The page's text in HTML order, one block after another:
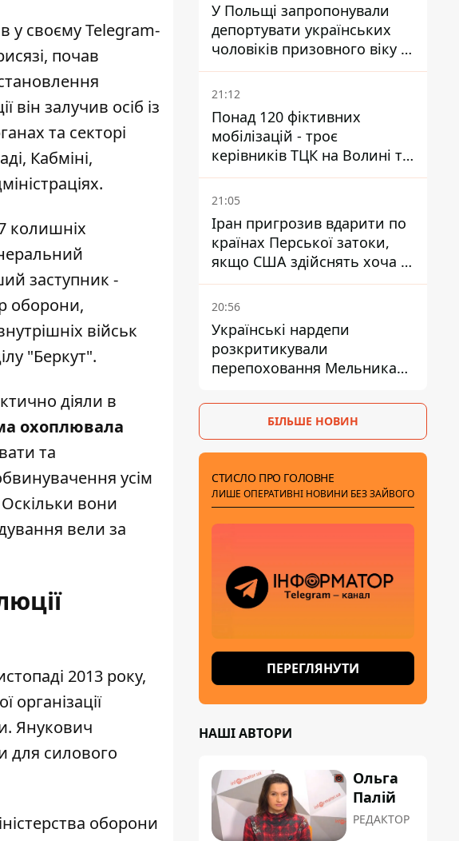
у своєму Telegram-
почав
залучив осіб із
та секторі
Кабміні,
колишніх
заступник -
оборони,
військ
"Беркут".
діяли в
охоплювала
та
усім
вони
вели за
2013 року,
організації
Янукович
для силового
оборони
У Польщі запропонували
депортувати українських
чоловіків призовного віку -
кого це може торкнутися
21:12
Понад 120 фіктивних
мобілізацій - троє
керівників ТЦК на Волині та
Буковині отримали підозри
за фейкові звіти
21:05
Іран пригрозив вдарити по
країнах Перської затоки,
якщо США здійснять хоча б
одну атаку - Reuters
20:56
Українські нардепи
розкритикували
перепоховання Мельника
ізоляції
БІЛЬШЕ НОВИН
СТИСЛО ПРО ГОЛОВНЕ
ЛИШЕ ОПЕРАТИВНІ НОВИНИ БЕЗ ЗАЙВОГО
ПЕРЕГЛЯНУТИ
НАШІ АВТОРИ
Ольга
Палій
РЕДАКТОР